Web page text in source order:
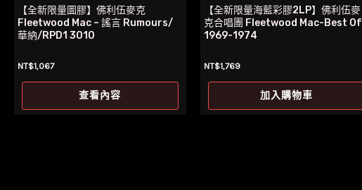
【全新限量圖膠】佛利伍麥克
Fleetwood Mac – 謠言 Rumours/
華納/RPD1 3010
NT$1,067
查看內容
【全新限量海藍彩膠2LP】佛利伍麥
克合唱團 Fleetwood Mac-Best Of
1969-1974
NT$1,769
加入購物車